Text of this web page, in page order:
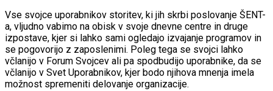
Vse svojce uporabnikov storitev, ki jih skrbi poslovanje ŠENT-
a, vljudno vabimo na obisk v svoje dnevne centre in druge
izpostave, kjer si lahko sami ogledajo izvajanje programov in
se pogovorijo z zaposlenimi. Poleg tega se svojci lahko
včlanijo v Forum Svojcev ali pa spodbudijo uporabnike, da se
včlanijo v Svet Uporabnikov, kjer bodo njihova mnenja imela
možnost spremeniti delovanje organizacije.